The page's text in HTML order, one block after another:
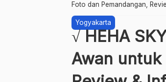
Foto dan Pemandangan,
Yogyakarta
√ HEHA
Awan